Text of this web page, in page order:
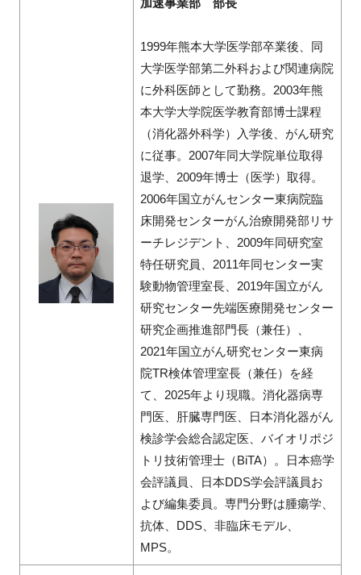
加速事業部 部長
1999年熊本大学医学部卒業後、同
大学医学部第二外科および関連病院
に外科医師として勤務。2003年熊
本大学大学院医学教育部博士課程
（消化器外科学）入学後、がん研究
に従事。2007年同大学院単位取得
退学、2009年博士（医学）取得。
2006年国立がんセンター東病院臨
床開発センターがん治療開発部リサ
ーチレジデント、2009年同研究室
特任研究員、2011年同センター実
験動物管理室長、2019年国立がん
研究センター先端医療開発センター
研究企画推進部門長（兼任）、
2021年国立がん研究センター東病
院TR検体管理室長（兼任）を経
て、2025年より現職。消化器病専
門医、肝臓専門医、日本消化器がん
検診学会総合認定医、バイオリポジ
トリ技術管理士（BiTA）。日本癌学
会評議員、日本DDS学会評議員お
よび編集委員。専門分野は腫瘍学、
抗体、DDS、非臨床モデル、
MPS。